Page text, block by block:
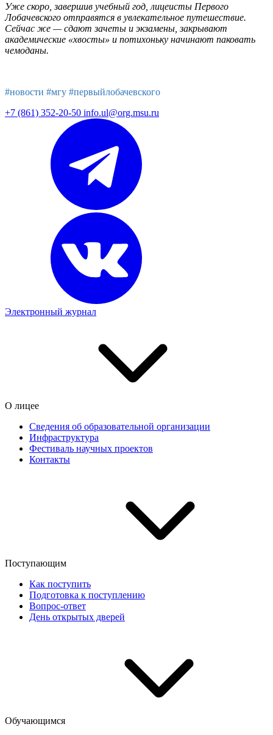
Уже скоро, завершив учебный год, лицеисты Первого
Лобачевского отправятся в увлекательное путешествие.
Сейчас же — сдают зачеты и экзамены, закрывают
академические «хвосты» и потихоньку начинают паковать
чемоданы.
#новости #мгу #первыйлобачевского
+7 (861) 352-20-50 info.ul@org.msu.ru
Электронный журнал
О лицее
Сведения об образовательной организации
Инфраструктура
Фестиваль научных проектов
Контакты
Поступающим
Как поступить
Подготовка к поступлению
Вопрос-ответ
День открытых дверей
Обучающимся